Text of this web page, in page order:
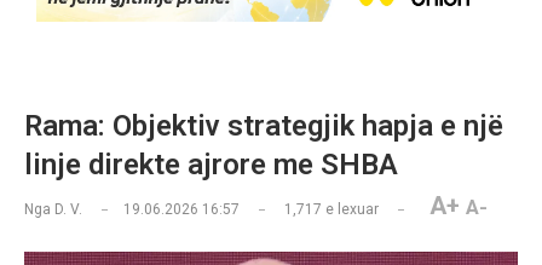
Rama: Objektiv strategjik hapja e një
linje direkte ajrore me SHBA
Nga D. V. 19.06.2026 16:57 1,717 e lexuar A+ A-